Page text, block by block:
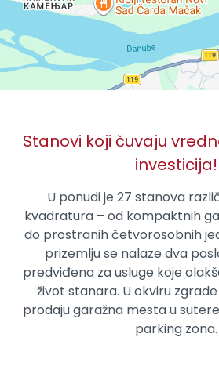
Stanovi koji čuvaju
investicija!
U ponudi je 27 stanova
kvadratura – od kompaktnih
do prostranih četvorosobnih
prizemlju se nalaze dva
predviđena za usluge koje
život stanara. U okviru
prodaju garažna mesta u
parking zona.